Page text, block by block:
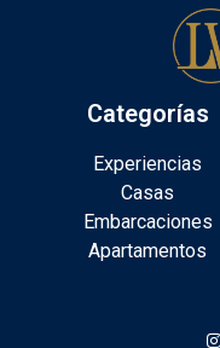
Categorías
Experiencias
Casas
Embarcaciones
Apartamentos